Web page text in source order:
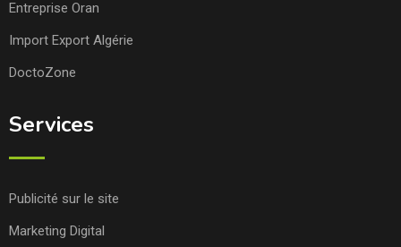
Entreprise Oran
Import Export Algérie
DoctoZone
Services
Publicité sur le site
Marketing Digital